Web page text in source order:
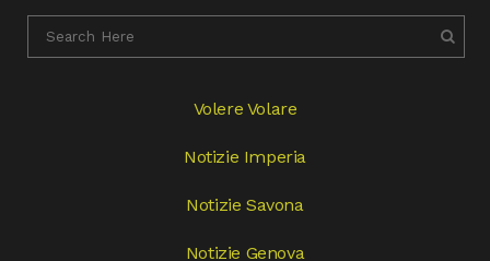
Volere Volare
Notizie Imperia
Notizie Savona
Notizie Genova